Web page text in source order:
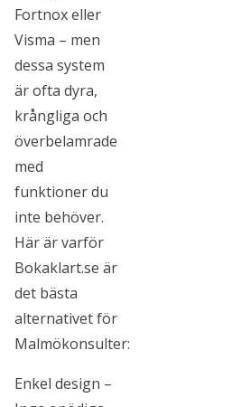
Fortnox eller
Visma – men
dessa system
är ofta dyra,
krångliga och
överbelamrade
med
funktioner du
inte behöver.
Här är varför
Bokaklart.se är
det bästa
alternativet för
Malmökonsulter:
Enkel design –